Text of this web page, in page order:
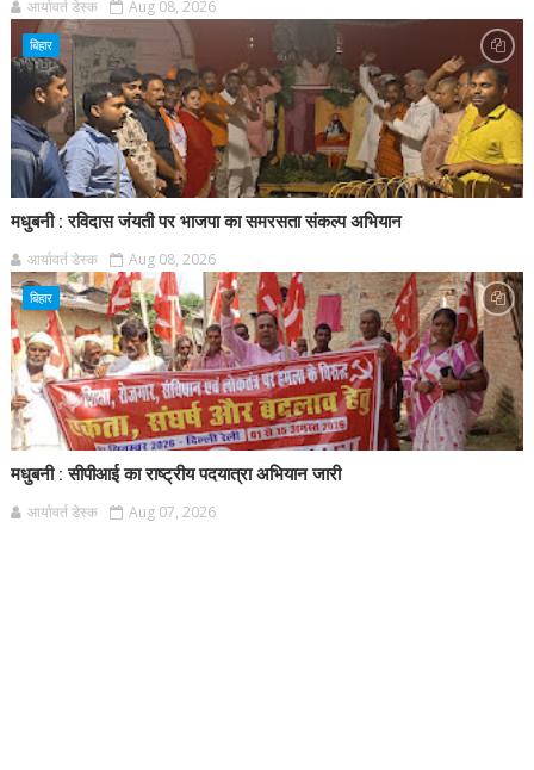
आर्यावर्त डेस्क Aug 08, 2026
बिहार
मधुबनी : रविदास जंयती पर भाजपा का समरसता संकल्प अभियान
आर्यावर्त डेस्क Aug 08, 2026
बिहार
मधुबनी : सीपीआई का राष्ट्रीय पदयात्रा अभियान जारी
आर्यावर्त डेस्क Aug 07, 2026